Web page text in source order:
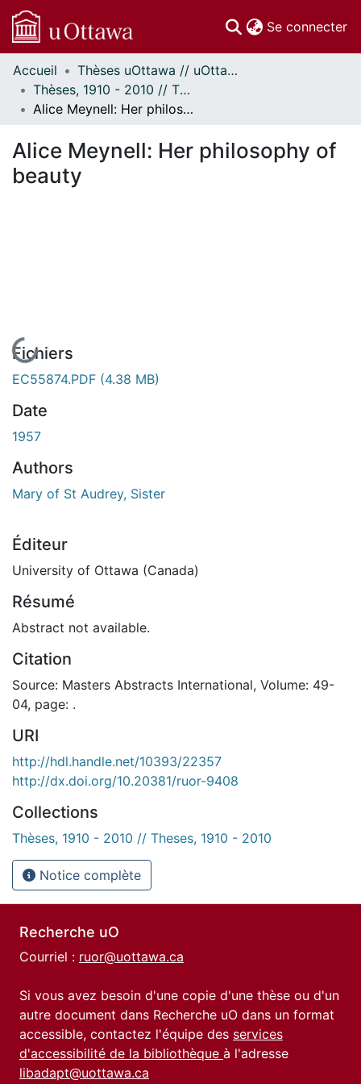
Se connecter
Communautés
et collections
Parcourir
À propos
Accueil
Thèses uOttawa // uOttawa Theses
Thèses, 1910 - 2010 // Theses, 1910 - 2010
Alice Meynell: Her philosophy of beauty
Alice Meynell: Her philosophy of
beauty
En cours de chargement...
Fichiers
EC55874.PDF (4.38 MB)
Date
1957
Authors
Mary of St Audrey, Sister
Éditeur
University of Ottawa (Canada)
Résumé
Abstract not available.
Citation
Source: Masters Abstracts International, Volume: 49-
04, page: .
URI
http://hdl.handle.net/10393/22357
http://dx.doi.org/10.20381/ruor-9408
Collections
Thèses, 1910 - 2010 // Theses, 1910 - 2010
Notice complète
Recherche uO
Courriel : ruor@uottawa.ca
Si vous avez besoin d'une copie d'une thèse ou d'un
autre document dans Recherche uO dans un format
accessible, contactez l'équipe des services
d'accessibilité de la bibliothèque à l'adresse
libadapt@uottawa.ca